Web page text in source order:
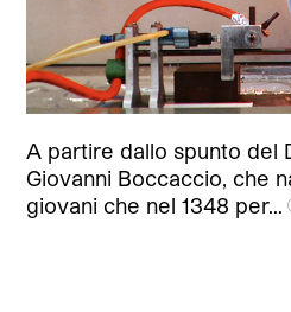
A partire dallo spunto del
Giovanni Boccaccio, che
giovani che nel 1348 per…